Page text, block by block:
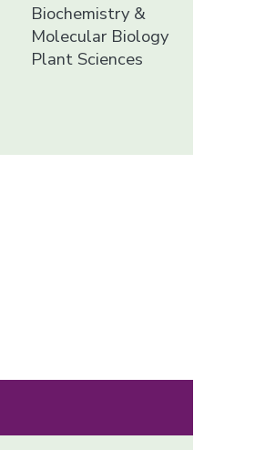
Biochemistry &
Molecular Biology
Plant Sciences